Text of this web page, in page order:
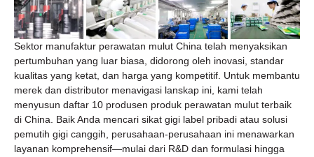
Sektor manufaktur perawatan mulut China telah menyaksikan
pertumbuhan yang luar biasa, didorong oleh inovasi, standar
kualitas yang ketat, dan harga yang kompetitif. Untuk membantu
merek dan distributor menavigasi lanskap ini, kami telah
menyusun daftar 10 produsen produk perawatan mulut terbaik
di China. Baik Anda mencari sikat gigi label pribadi atau solusi
pemutih gigi canggih, perusahaan-perusahaan ini menawarkan
layanan komprehensif—mulai dari R&D dan formulasi hingga